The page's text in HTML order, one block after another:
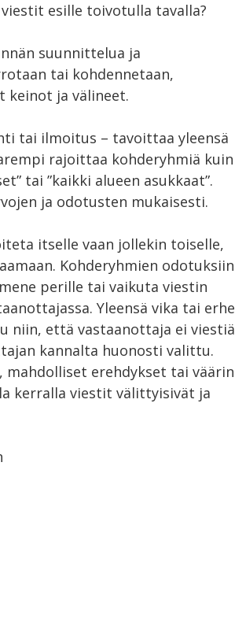
esille toivotulla tavalla?
suunnittelua ja
tai kohdennetaan,
keinot ja välineet.
tai ilmoitus – tavoittaa yleensä
rajoittaa kohderyhmiä kuin
tai ”kaikki alueen asukkaat”.
ja odotusten mukaisesti.
itselle vaan jollekin toiselle,
Kohderyhmien odotuksiin
perille tai vaikuta viestin
Yleensä vika tai erhe
niin, että vastaanottaja ei viestiä
kannalta huonosti valittu.
erehdykset tai väärin
kerralla viestit välittyisivät ja